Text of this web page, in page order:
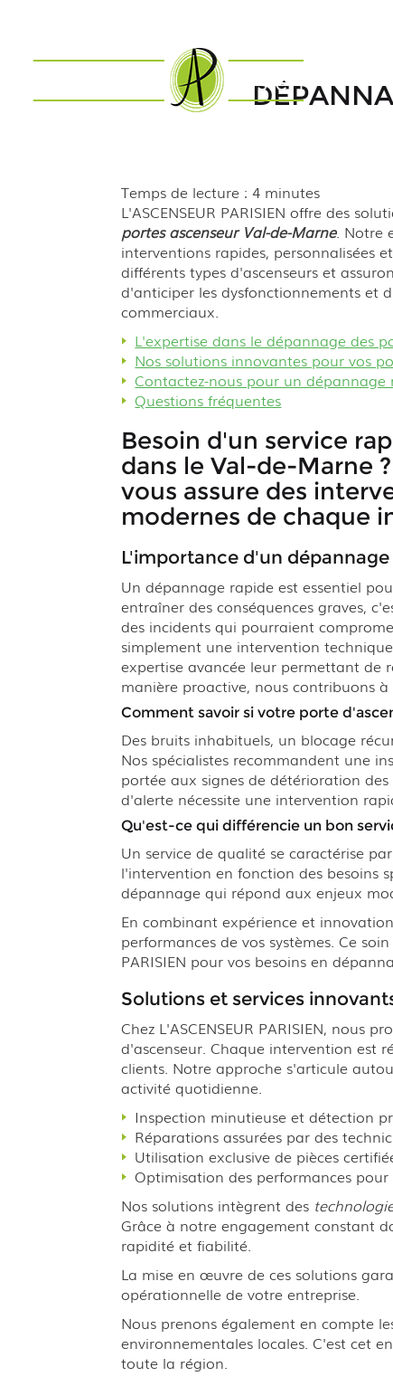
Temps de lecture : 4 minutes
L'ASCENSEUR PARISIEN offre des
portes ascenseur Val-de-Marne. Notre
interventions rapides, personnalisées
différents types d'ascenseurs et
d'anticiper les dysfonctionnements et
commerciaux.
L'expertise dans le dépannage des
Nos solutions innovantes pour vos
Contactez-nous pour un
Questions fréquentes
Besoin d'un service
dans le Val-de-Marne
vous assure des
modernes de chaque
L'importance d'un
Un dépannage rapide est essentiel
entraîner des conséquences graves,
des incidents qui pourraient
simplement une intervention
expertise avancée leur permettant de
manière proactive, nous contribuons
Comment savoir si votre porte
Des bruits inhabituels, un blocage
Nos spécialistes recommandent une
portée aux signes de détérioration des
d'alerte nécessite une intervention
Qu'est-ce qui différencie un bon
Un service de qualité se caractérise
l'intervention en fonction des besoins
dépannage qui répond aux enjeux
En combinant expérience et
performances de vos systèmes. Ce
PARISIEN pour vos besoins en
Solutions et services
Chez L'ASCENSEUR PARISIEN,
d'ascenseur. Chaque intervention est
clients. Notre approche s'articule
activité quotidienne.
Inspection minutieuse et détection
Réparations assurées par des
Utilisation exclusive de pièces
Optimisation des performances
Nos solutions intègrent des
Grâce à notre engagement constant
rapidité et fiabilité.
La mise en œuvre de ces solutions
opérationnelle de votre entreprise.
Nous prenons également en compte
environnementales locales. C'est cet
toute la région.